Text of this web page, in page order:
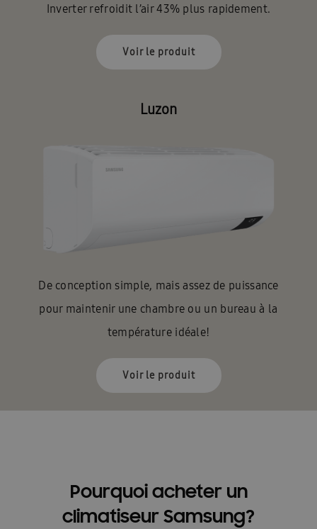
Inverter refroidit l’air 43% plus rapidement.
Voir le produit
Luzon
De conception simple, mais assez de puissance
pour maintenir une chambre ou un bureau à la
température idéale!
Voir le produit
Pourquoi acheter un
climatiseur Samsung?